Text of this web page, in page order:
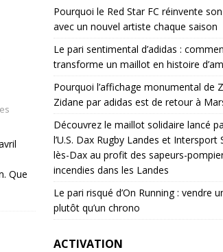
Que
Pourquoi le Red Star FC réinvente
avec un nouvel artiste chaque saison
Le pari sentimental d’adidas :
transforme un maillot en histoire
Pourquoi l’affichage monumental de
Zidane par adidas est de retour à
Découvrez le maillot solidaire lancé
l’U.S. Dax Rugby Landes et Intersport
lès-Dax au profit des sapeurs-
incendies dans les Landes
Le pari risqué d’On Running : vendre
plutôt qu’un chrono
ACTIVATION